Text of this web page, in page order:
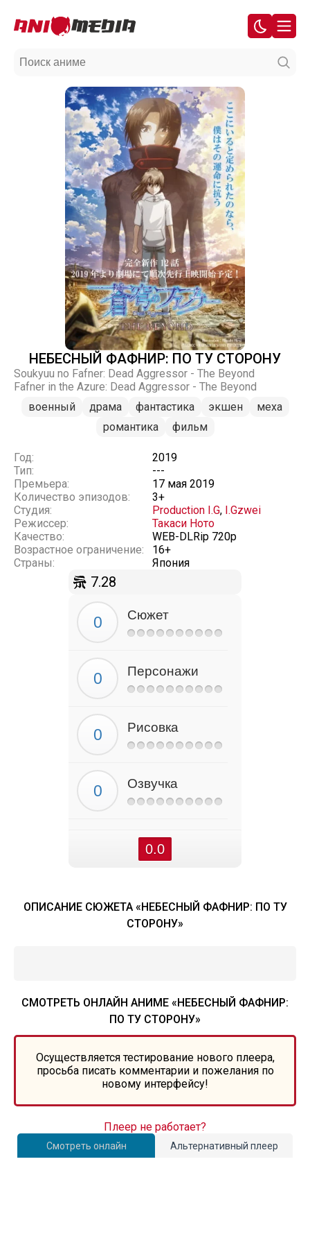
НЕБЕСНЫЙ ФАФНИР: ПО ТУ СТОРОНУ
Soukyuu no Fafner: Dead Aggressor - The Beyond
Fafner in the Azure: Dead Aggressor - The Beyond
военный
драма фантастика экшен
меха
романтика
фильм
Год:
2019
Тип:
---
Премьера:
17 мая 2019
Количество эпизодов:
3+
Студия:
Production I.G, I.Gzwei
Режиссер:
Такаси Ното
Качество:
WEB-DLRip 720p
Возрастное ограничение:
16+
Страны:
Япония
7.28
Сюжет
Персонажи
Рисовка
Озвучка
0.0
ОПИСАНИЕ СЮЖЕТА «НЕБЕСНЫЙ ФАФНИР: ПО ТУ
СТОРОНУ»
СМОТРЕТЬ ОНЛАЙН АНИМЕ «НЕБЕСНЫЙ ФАФНИР:
ПО ТУ СТОРОНУ»
Осуществляется тестирование нового плеера,
просьба писать комментарии и пожелания по
новому интерфейсу!
Смотреть онлайн Альтернативный плеер
Плеер не работает?